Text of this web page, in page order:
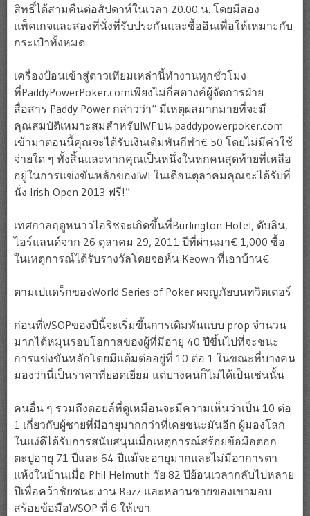
สิทธิ์ได้สามคืนต่อสัปดาห์ในเวลา 20.00 น. โดยมีสอง
แพ็คเกจและสองที่นั่งที่รับประกันและซื้ออินเพื่อให้เหมาะกับ
กระเป๋าทั้งหมด:
เครื่องป้อนเข้าสู่ดาวเทียมเหล่านี้ทำงานทุกชั่วโมง
ที่PaddyPowerPoker.comเพียงไม่กี่สตางค์ผู้จัดการฝ่าย
สื่อสาร Paddy Power กล่าวว่า“ มีเหตุผลมากมายที่จะมี
คุณสมบัติเหมาะสมสำหรับIWFบน paddypowerpoker.com
เข้ามาตอนนี้คุณจะได้รับเงินเดิมพันกีฬา€ 50 โดยไม่มีค่าใช้
จ่ายใด ๆ ทั้งสิ้นและหากคุณเป็นหนึ่งในหกคนสุดท้ายที่เหลือ
อยู่ในการแข่งขันหลักของIWFในเดือนตุลาคมคุณจะได้รับที่
นั่ง Irish Open 2013 ฟรี!”
เทศกาลฤดูหนาวไอริชจะเกิดขึ้นที่Burlington Hotel, ดับลิน,
ไอร์แลนด์จาก 26 ตุลาคม 29, 2011 ปีที่ผ่านมา€ 1,000 ซื้อ
ในเหตุการณ์ได้รับรางวัลโดยจอห์น Keown ที่เอาบ้าน€
ตามเปแดร็กของWorld Series of Poker ผจญภัยบนทวิตเตอร์
ก่อนที่WSOPของปีนี้จะเริ่มขึ้นการเดิมพันแบบ prop จำนวน
มากได้หมุนรอบโอกาสของผู้ที่มีอายุ 40 ปีขึ้นไปที่จะชนะ
การแข่งขันหลักโดยมีแต้มต่ออยู่ที่ 10 ต่อ 1 ในขณะที่บางคน
มองว่านี่เป็นราคาที่ยอดเยี่ยม แต่บางคนก็ไม่ได้เป็นเช่นนั้น
คนอื่น ๆ รวมถึงดอยล์ที่ดูเหมือนจะมีความเห็นว่าเป็น 10 ต่อ
1 เกี่ยวกับผู้ชายที่มีอายุมากกว่าที่เคยชนะมันอีก ผู้มองโลก
ในแง่ดีได้รับการสนับสนุนเมื่อเหตุการณ์สร้อยข้อมือตอก
ตะปูอายุ 71 ปีและ 64 ปีแม้จะอายุมากและไม่มีอาการตา
แห้งในบ้านเมื่อ Phil Helmuth วัย 82 ปีย้อนเวลากลับไปหลาย
ปีเพื่อคว้าชัยชนะ งาน Razz และหลานชายของเขามอบ
สร้อยข้อมือWSOP ที่ 6 ให้เขา